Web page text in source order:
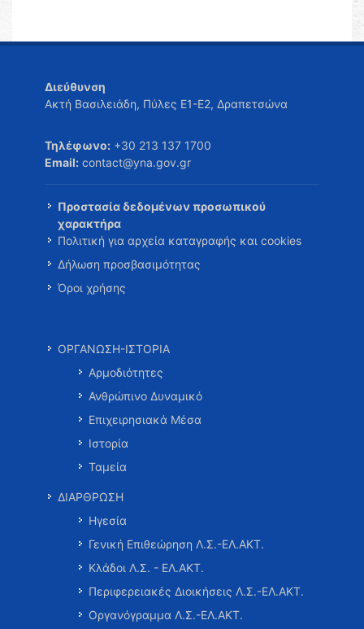
Διεύθυνση
Ακτή Βασιλειάδη, Πύλες Ε1-Ε2, Δραπετσώνα
Τηλέφωνο: +30 213 137 1700
Email: contact@yna.gov.gr
Προστασία δεδομένων προσωπικού
χαρακτήρα
Πολιτική για αρχεία καταγραφής και cookies
Δήλωση προσβασιμότητας
Όροι χρήσης
ΟΡΓΑΝΩΣΗ-ΙΣΤΟΡΙΑ
Αρμοδιότητες
Ανθρώπινο Δυναμικό
Επιχειρησιακά Μέσα
Ιστορία
Ταμεία
ΔΙΑΡΘΡΩΣΗ
Ηγεσία
Γενική Επιθεώρηση Λ.Σ.-ΕΛ.ΑΚΤ.
Κλάδοι Λ.Σ. - ΕΛ.ΑΚΤ.
Περιφερειακές Διοικήσεις Λ.Σ.-ΕΛ.ΑΚΤ.
Οργανόγραμμα Λ.Σ.-ΕΛ.ΑΚΤ.